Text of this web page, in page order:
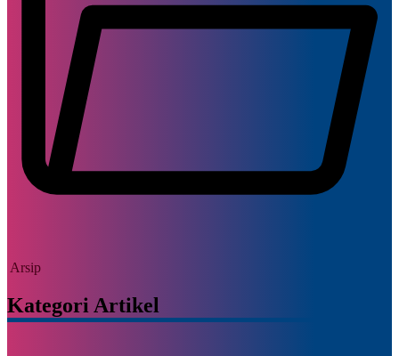
Arsip
Kategori Artikel